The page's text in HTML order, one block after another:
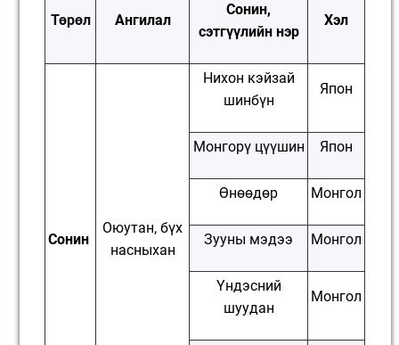
Төрөл Ангилал
Сонин,
сэтгүүлийн нэр
Хэл
Сонин
Оюутан, бүх
насныхан
Нихон кэйзай
шинбүн
Япон
Монгорү цүүшин Япон
Өнөөдөр Монгол
Зууны мэдээ Монгол
Үндэсний
шуудан
Монгол